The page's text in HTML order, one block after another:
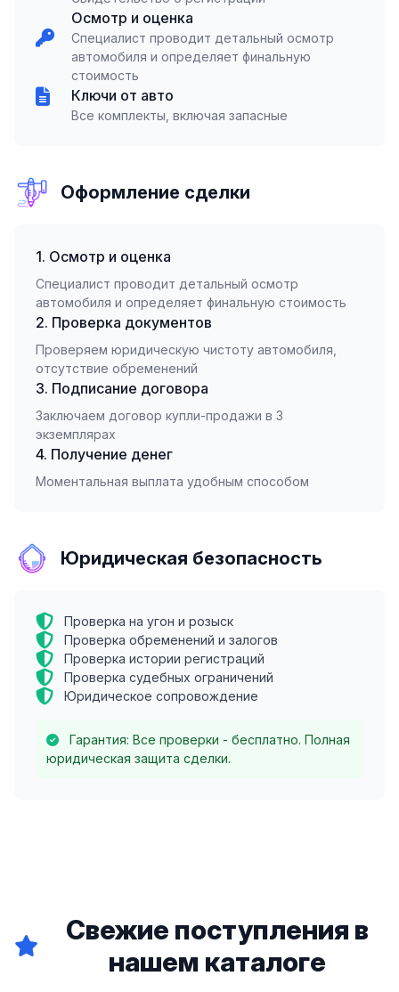
Осмотр и оценка
Специалист проводит детальный осмотр
автомобиля и определяет финальную
стоимость
Ключи от авто
Все комплекты, включая запасные
Оформление сделки
1. Осмотр и оценка
Специалист проводит детальный осмотр
автомобиля и определяет финальную стоимость
2. Проверка документов
Проверяем юридическую чистоту автомобиля,
отсутствие обременений
3. Подписание договора
Заключаем договор купли-продажи в 3
экземплярах
4. Получение денег
Моментальная выплата удобным способом
Юридическая безопасность
Проверка на угон и розыск
Проверка обременений и залогов
Проверка истории регистраций
Проверка судебных ограничений
Юридическое сопровождение
Гарантия: Все проверки - бесплатно. Полная
юридическая защита сделки.
Свежие поступления в
нашем каталоге